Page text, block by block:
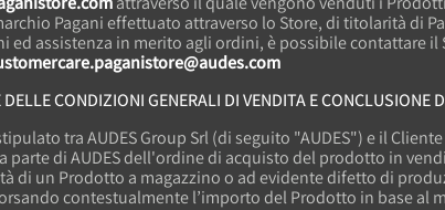
Pagani effettuato attraverso lo Store, di titolarità di
ed assistenza in merito agli ordini, è possibile contattare il
CONDIZIONI GENERALI DI VENDITA E CONCLUSIONE
tra AUDES Group Srl (di seguito "AUDES") e il
parte di AUDES dell'ordine di acquisto del prodotto in
di un Prodotto a magazzino o ad evidente difetto di
contestualmente l’importo del Prodotto in base